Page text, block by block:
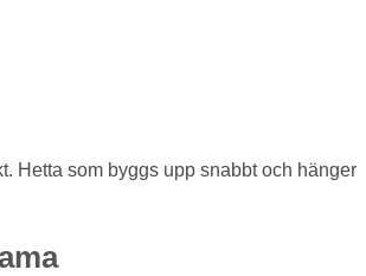
Hetta som byggs upp snabbt och hänger